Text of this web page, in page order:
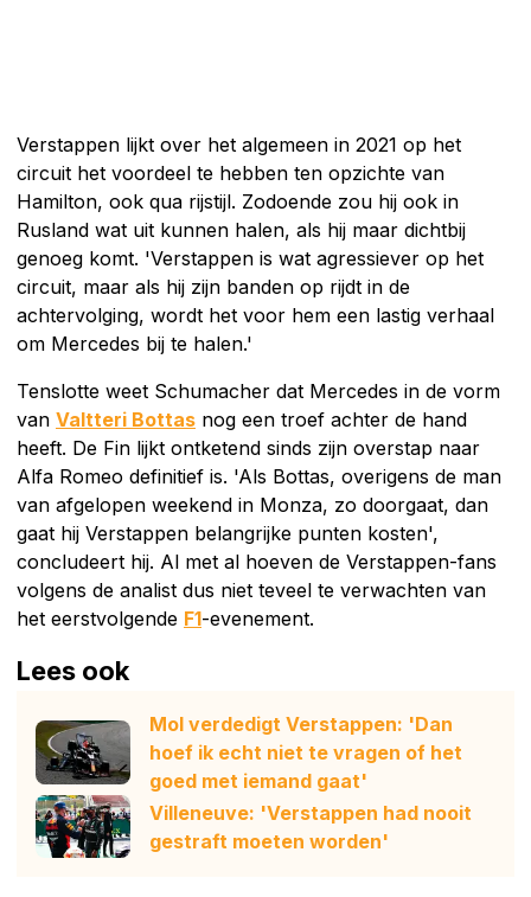
Verstappen lijkt over het algemeen in 2021 op het
circuit het voordeel te hebben ten opzichte van
Hamilton, ook qua rijstijl. Zodoende zou hij ook in
Rusland wat uit kunnen halen, als hij maar dichtbij
genoeg komt. 'Verstappen is wat agressiever op het
circuit, maar als hij zijn banden op rijdt in de
achtervolging, wordt het voor hem een lastig verhaal
om Mercedes bij te halen.'
Tenslotte weet Schumacher dat Mercedes in de vorm
van Valtteri Bottas nog een troef achter de hand
heeft. De Fin lijkt ontketend sinds zijn overstap naar
Alfa Romeo definitief is. 'Als Bottas, overigens de man
van afgelopen weekend in Monza, zo doorgaat, dan
gaat hij Verstappen belangrijke punten kosten',
concludeert hij. Al met al hoeven de Verstappen-fans
volgens de analist dus niet teveel te verwachten van
het eerstvolgende F1-evenement.
Lees ook
Mol verdedigt Verstappen: 'Dan
hoef ik echt niet te vragen of het
goed met iemand gaat'
Villeneuve: 'Verstappen had nooit
gestraft moeten worden'